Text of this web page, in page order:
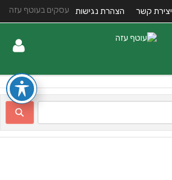
עסקים בעוטף עזה יצירת קשר הצהרת נגישות